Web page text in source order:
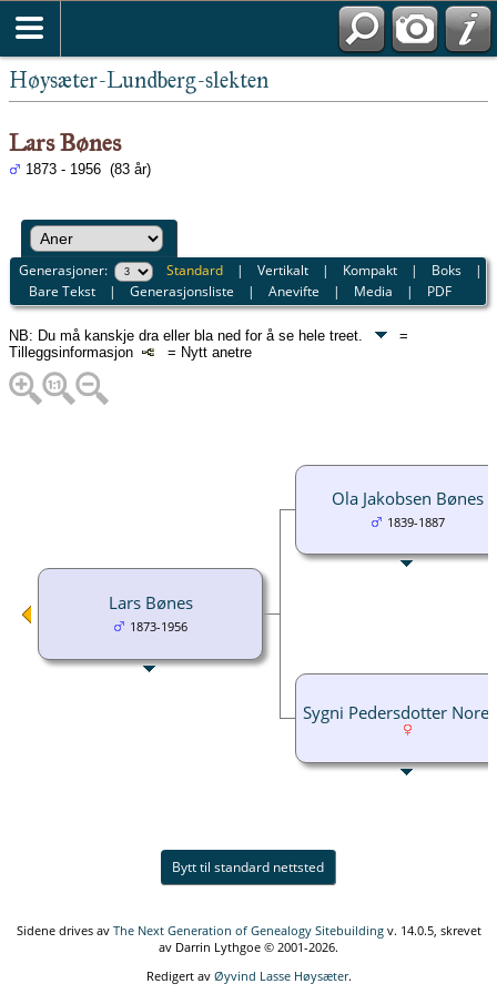
Høysæter-Lundberg-slekten
Lars Bønes
1873 - 1956 (83 år)
Generasjoner: Standard |Vertikalt | Kompakt | Boks |
Bare Tekst |Generasjonsliste |Anevifte | Media | PDF
NB: Du må kanskje dra eller bla ned for å se hele treet.
=
Tilleggsinformasjon
= Nytt anetre
Lars Bønes
1873-1956
Ola Jakobsen Bønes
1839-1887
Sygni Pedersdotter
Bytt til standard nettsted
Sidene drives av The Next Generation of Genealogy Sitebuildingv. 14.0.5, skrevet
av Darrin Lythgoe © 2001-2026.
Redigert av Øyvind Lasse Høysæter.